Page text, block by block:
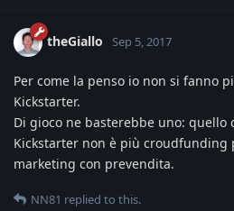
theGiallo Sep 5, 2017
Per come la penso io non si fanno
Kickstarter.
Di gioco ne basterebbe uno: quello
Kickstarter non è più croudfunding
marketing con prevendita.
NN81 replied to this.